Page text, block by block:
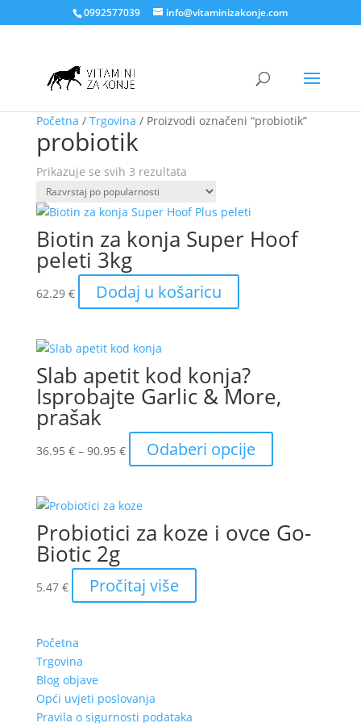
0992577039 info@vitaminizakonje.com
Početna / Trgovina / Proizvodi označeni “probiotik”
probiotik
Prikazuje se svih 3 rezultataPoredano
popularnosti
Biotin za konja Super Hoof
peleti 3kg
62.29 € Dodaj u košaricu
Slab apetit kod konja?
Isprobajte Garlic & More,
prašak
36.95 € – 90.95 €Raspon
cijena:
36.95 €
90.95 €
Odaberi opcije
proizvod
Opcije
Probiotici za koze i ovce Go-
Biotic 2g
5.47 € Pročitaj više
Početna
Trgovina
Blog objave
Opći uvjeti poslovanja
Pravila o sigurnosti podataka